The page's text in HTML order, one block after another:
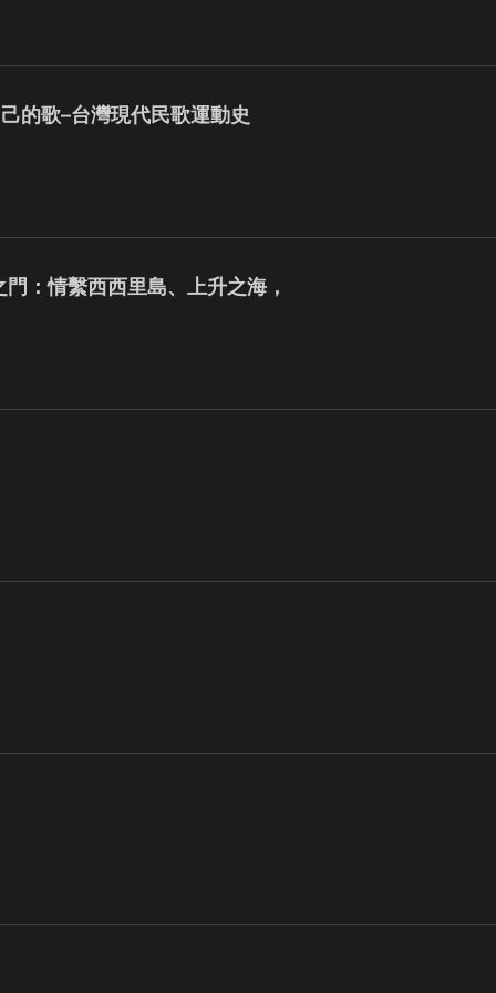
的歌–台灣現代民歌運動史
：情繫西西里島、上升之海，